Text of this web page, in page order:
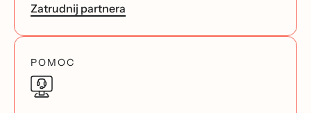
Zatrudnij partnera
POMOC